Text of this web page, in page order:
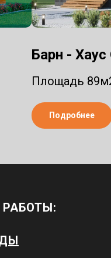
Барн -
Площадь
Подробнее